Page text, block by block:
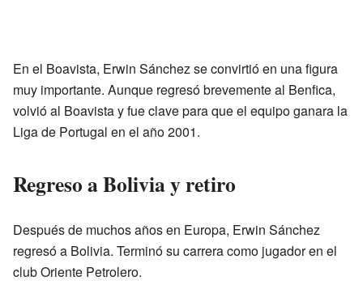
En el Boavista, Erwin Sánchez se convirtió en una figura
muy importante. Aunque regresó brevemente al Benfica,
volvió al Boavista y fue clave para que el equipo ganara la
Liga de Portugal en el año 2001.
Regreso a Bolivia y retiro
Después de muchos años en Europa, Erwin Sánchez
regresó a Bolivia. Terminó su carrera como jugador en el
club Oriente Petrolero.